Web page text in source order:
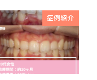
症例紹介